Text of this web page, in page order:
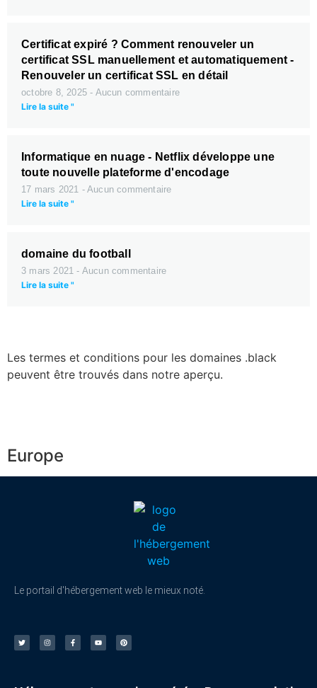
Certificat expiré ? Comment renouveler un
certificat SSL manuellement et automatiquement -
Renouveler un certificat SSL en détail
octobre 8, 2025 Aucun commentaire
Lire la suite "
Informatique en nuage - Netflix développe une
toute nouvelle plateforme d'encodage
17 mars 2021
Aucun commentaire
Lire la suite "
domaine du football
3 mars 2021 Aucun commentaire
Lire la suite "
Les termes et conditions pour les domaines .black
peuvent être trouvés dans notre aperçu.
Europe
Le portail d'hébergement web le mieux noté.